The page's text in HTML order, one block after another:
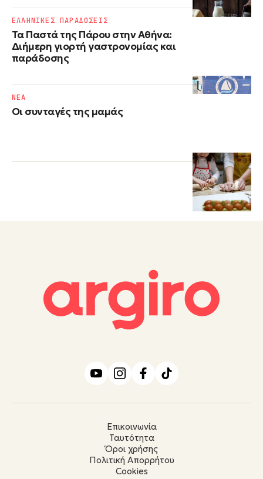
Τα Παστά της Πάρου στην Αθήνα:
Διήμερη γιορτή γαστρονομίας και
παράδοσης
ΕΛΛΗΝΙΚΕΣ ΠΑΡΑΔΟΣΕΙΣ
Οι συνταγές της μαμάς
NΕΑ
Επικοινωνία
Ταυτότητα
Όροι χρήσης
Πολιτική Απορρήτου
Cookies